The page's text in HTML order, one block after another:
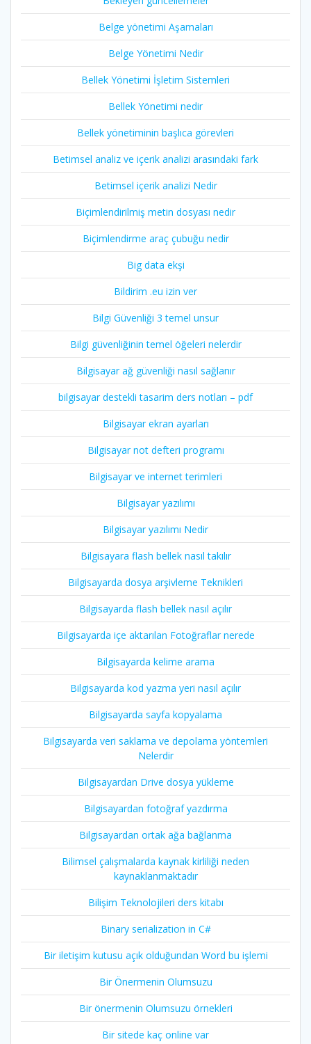
Belge yönetimi Aşamaları
Belge Yönetimi Nedir
Bellek Yönetimi İşletim Sistemleri
Bellek Yönetimi nedir
Bellek yönetiminin başlıca görevleri
Betimsel analiz ve içerik analizi arasındaki fark
Betimsel içerik analizi Nedir
Biçimlendirilmiş metin dosyası nedir
Biçimlendirme araç çubuğu nedir
Big data ekşi
Bildirim .eu izin ver
Bilgi Güvenliği 3 temel unsur
Bilgi güvenliğinin temel öğeleri nelerdir
Bilgisayar ağ güvenliği nasıl sağlanır
bilgisayar destekli tasarim ders notları – pdf
Bilgisayar ekran ayarları
Bilgisayar not defteri programı
Bilgisayar ve internet terimleri
Bilgisayar yazılımı
Bilgisayar yazılımı Nedir
Bilgisayara flash bellek nasıl takılır
Bilgisayarda dosya arşivleme Teknikleri
Bilgisayarda flash bellek nasıl açılır
Bilgisayarda içe aktarılan Fotoğraflar nerede
Bilgisayarda kelime arama
Bilgisayarda kod yazma yeri nasıl açılır
Bilgisayarda sayfa kopyalama
Bilgisayarda veri saklama ve depolama yöntemleri
Nelerdir
Bilgisayardan Drive dosya yükleme
Bilgisayardan fotoğraf yazdırma
Bilgisayardan ortak ağa bağlanma
Bilimsel çalışmalarda kaynak kirliliği neden
kaynaklanmaktadır
Bilişim Teknolojileri ders kitabı
Binary serialization in C#
Bir iletişim kutusu açık olduğundan Word bu işlemi
Bir Önermenin Olumsuzu
Bir önermenin Olumsuzu örnekleri
Bir sitede kaç online var